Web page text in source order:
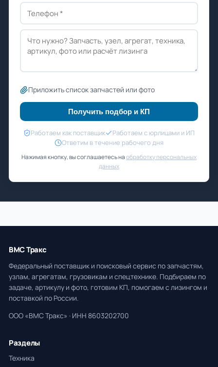
Приложить список запчастей или фото
Получить подбор и КП
Работаем как поставщик
Работаем с юрлицами и ИП
Ответим в течение рабочего дня
Нажимая кнопку, вы соглашаетесь наобработку персональных
данных
ВМС Тракс
Федеральный поставщик и поисковый сервис по запчастям,
узлам, агрегатам, грузовикам и спецтехнике. Подбираем по
задаче, артикулу и фото, готовим КП, помогаем с лизингом и
поставкой по России.
ООО «ВМС Тракс» · ИНН 8603202700
Разделы
Техника